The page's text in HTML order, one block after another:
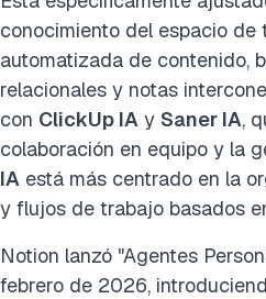
conocimiento del espacio de
automatizada de contenido,
relacionales y notas
con ClickUp IA y Saner IA,
colaboración en equipo y la
IA está más centrado en la
y flujos de trabajo basados
Notion lanzó "Agentes
febrero de 2026,